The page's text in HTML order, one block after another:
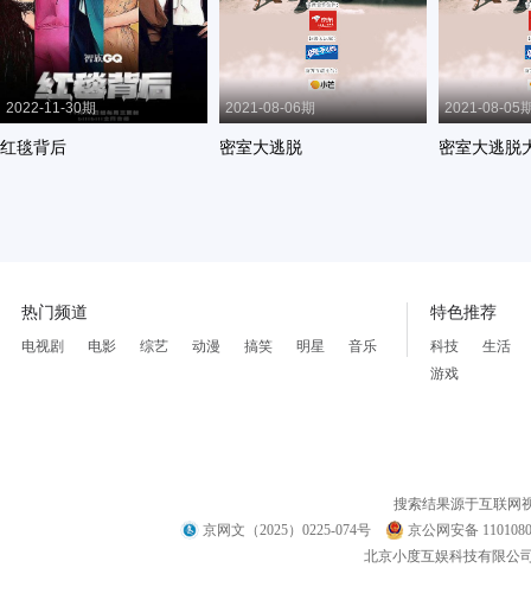
2022-11-30期
红毯背后
2021-08-06期
密室大逃脱
2021-08-05
密室大逃脱
热门频道
电视剧 电影 综艺 动漫 搞笑 明星 音乐
特色推荐
科技
生活
游戏
搜索结果源于互联网
京网文（2025）0225-074号
京公网安备
北京小度互娱科技有限公